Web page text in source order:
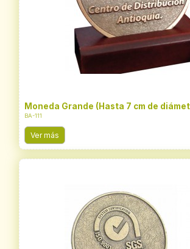
Moneda Grande (Hasta 7 cm de
BA-111
Ver más